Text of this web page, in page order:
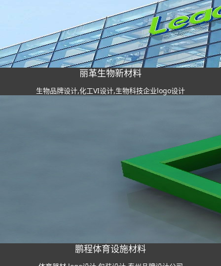
丽革生物新材料
生物品牌设计,化工VI设计,生物科技企业logo设计
鹏程体育设施材料